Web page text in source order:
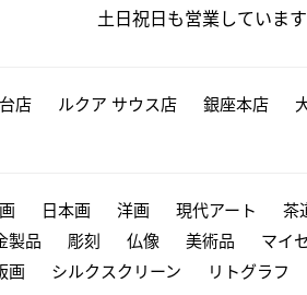
土日祝日も営業しています
店 ルクア サウス店 銀座本店
日本画 洋画 現代アート 茶
製品 彫刻 仏像 美術品 マイ
画 シルクスクリーン リトグラフ